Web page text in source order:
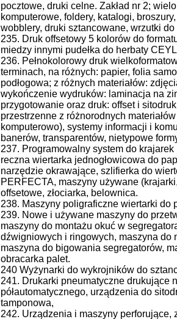
pocztowe, druki celne. Zakład nr 2;
komputerowe, foldery, katalogi,
wobblery, druki sztancowane, wrzutki do
235. Druk offsetowy 5 kolorów do
miedzy innymi pudełka do herbaty
236. Pełnokolorowy druk
terminach, na różnych: papier, folia
podłogowa; z różnych materiałów:
wykończenie wydruków: laminacja na
przygotowanie oraz druk: offset i
przestrzenne z różnorodnych
komputerowo), systemy informacji i
banerów, transparentów, nietypowe
237. Programowalny system do
reczna wiertarka jednogłowicowa do
narzędzie okrawające, szlifierka do
PERFECTA, maszyny używane
offsetowe, złociarka, belownica.
238. Maszyny poligraficzne wiertarki do
239. Nowe i używane maszyny do
maszyny do montażu okuć w
dźwigniowych i ringowych, maszyna do
maszyna do bigowania segregatorów,
obracarka palet.
240 Wyżynarki do wykrojników do
241. Drukarki pneumatyczne drukujące
półautomatycznego, urządzenia do
tamponowa,
242. Urządzenia i maszyny